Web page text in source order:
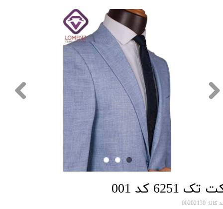
تک 6251 کد 001
00202130